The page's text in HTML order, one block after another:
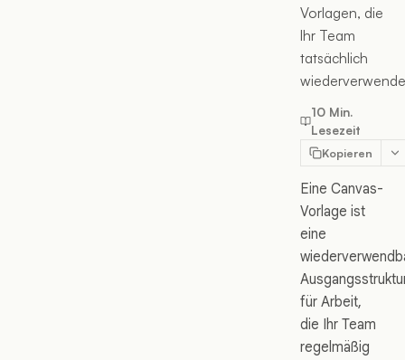
Vorlagen, die
Ihr Team
tatsächlich
10 Min.
Lesezeit
Kopieren
Eine Canvas-
Vorlage ist
eine
für Arbeit,
die Ihr Team
regelmäßig